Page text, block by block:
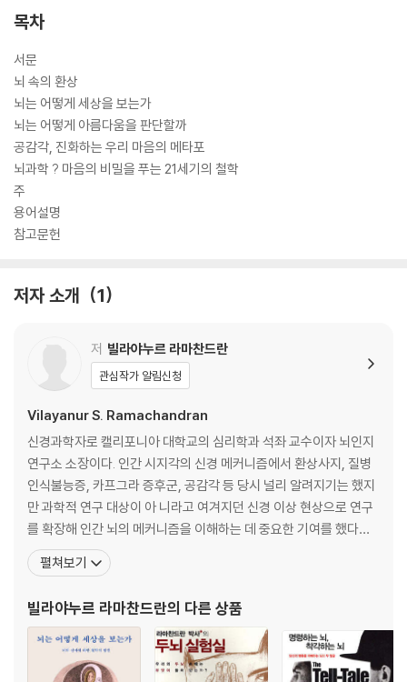
목차
서문
뇌 속의 환상
뇌는 어떻게 세상을 보는가
뇌는 어떻게 아름다움을 판단할까
공감각, 진화하는 우리 마음의 메타포
뇌과학 ? 마음의 비밀을 푸는 21세기의 철학
주
용어설명
참고문헌
저자 소개 1
저 빌라야누르 라마찬드란
관심작가 알림신청
Vilayanur S. Ramachandran
신경과학자로 캘리포니아 대학교의 심리학과 석좌 교수이자 뇌인지
연구소 소장이다. 인간 시지각의 신경 메커니즘에서 환상사지, 질병
인식불능증, 카프그라 증후군, 공감각 등 당시 널리 알려지기는 했지
만 과학적 연구 대상이 아 니라고 여겨지던 신경 이상 현상으로 연구
를 확장해 인간 뇌의 메커니즘을 이해하는 데 중요한 기여를 했다고
평가 받는다. 《뉴스위크》는 21세기 가장 주목해야 할 뛰어난 인물 10
0인 중 한 명으로 그를 선정하기도 했다. 지은 책으로 《라마찬드란 박
권위 있는 영국 BBC 의 리스 강의Rei
펼쳐보기
빌라야누르 라마찬드란의 다른 상품